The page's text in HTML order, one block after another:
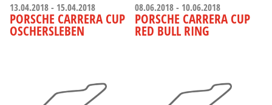
13.04.2018 - 15.04.2018
PORSCHE CARRERA CUP
OSCHERSLEBEN
08.06.2018 - 10.06.2018
PORSCHE CARRERA CUP
RED BULL RING